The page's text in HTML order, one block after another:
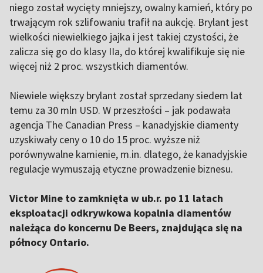
niego został wycięty mniejszy, owalny kamień, który po
trwającym rok szlifowaniu trafił na aukcję. Brylant jest
wielkości niewielkiego jajka i jest takiej czystości, że
zalicza się go do klasy IIa, do której kwalifikuje się nie
więcej niż 2 proc. wszystkich diamentów.
Niewiele większy brylant został sprzedany siedem lat
temu za 30 mln USD. W przeszłości – jak podawała
agencja The Canadian Press – kanadyjskie diamenty
uzyskiwały ceny o 10 do 15 proc. wyższe niż
porównywalne kamienie, m.in. dlatego, że kanadyjskie
regulacje wymuszają etyczne prowadzenie biznesu.
Victor Mine to zamknięta w ub.r. po 11 latach
eksploatacji odkrywkowa kopalnia diamentów
należąca do koncernu De Beers, znajdująca się na
północy Ontario.